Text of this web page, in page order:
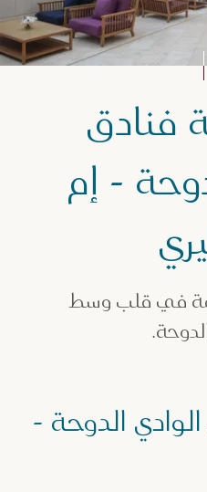
فنادق
- إم
في قلب وسط
الدوحة -